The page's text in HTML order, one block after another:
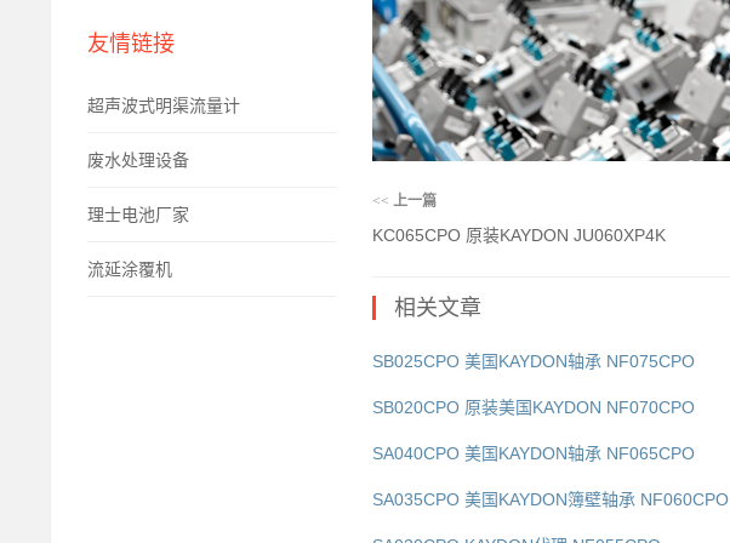
友情链接
超声波式明渠流量计
废水处理设备
理士电池厂家
流延涂覆机
<< 上一篇
KC065CPO 原装KAYDON JU060XP4K
相关文章
SB025CPO 美国KAYDON轴承 NF075CPO
SB020CPO 原装美国KAYDON NF070CPO
SA040CPO 美国KAYDON轴承 NF065CPO
SA035CPO 美国KAYDON簿壁轴承 NF060CPO